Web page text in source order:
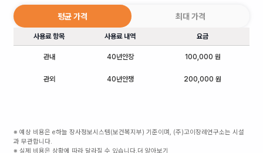
평균 가격 최대 가격
사용료 항목 사용료 내역 요금
관내 40년안장 100,000 원
관외 40년안쟁 200,000 원
※ 예상 비용은 e하늘 장사정보시스템(보건복지부) 기준이며, (주)고이장례연구소는 시설
과 무관합니다.
※ 실제 비용은 상황에 따라 달라질 수 있습니다.더 알아보기